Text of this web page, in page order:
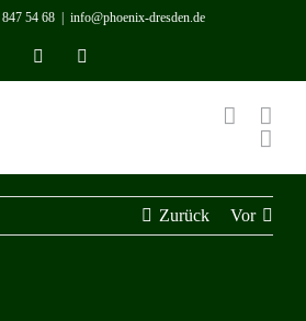
54 68 info@phoenix-dresden.de
InstagramYouTube
Zurück Vor